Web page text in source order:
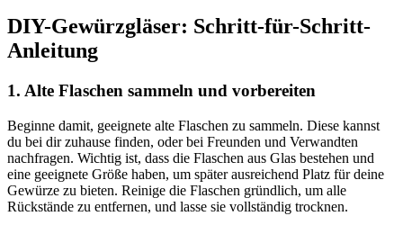
DIY-Gewürzgläser: Schritt-für-Schritt-
Anleitung
1. Alte Flaschen sammeln und vorbereiten
Beginne damit, geeignete alte Flaschen zu sammeln. Diese kannst
du bei dir zuhause finden, oder bei Freunden und Verwandten
nachfragen. Wichtig ist, dass die Flaschen aus Glas bestehen und
eine geeignete Größe haben, um später ausreichend Platz für deine
Gewürze zu bieten. Reinige die Flaschen gründlich, um alle
Rückstände zu entfernen, und lasse sie vollständig trocknen.